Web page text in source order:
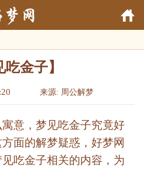
吃金子】
来源: 周公解梦
意，梦见吃金子究竟好
面的解梦疑惑，好梦网
吃金子相关的内容，为